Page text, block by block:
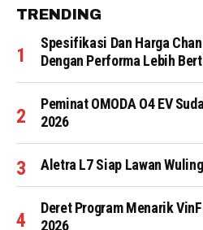
TRENDING
Spesifikasi Dan Harga
Dengan Performa Lebih
Peminat OMODA O4 EV
2026
Aletra L7 Siap Lawan
Deret Program Menarik
2026